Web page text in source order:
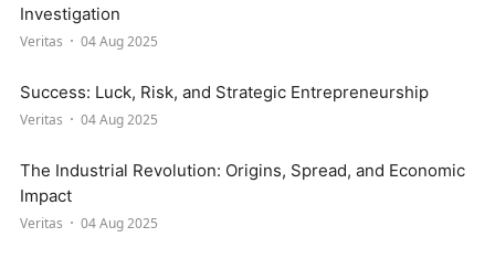
Investigation
Veritas 04 Aug 2025
Success: Luck, Risk, and Strategic Entrepreneurship
Veritas 04 Aug 2025
The Industrial Revolution: Origins, Spread, and Economic
Impact
Veritas 04 Aug 2025